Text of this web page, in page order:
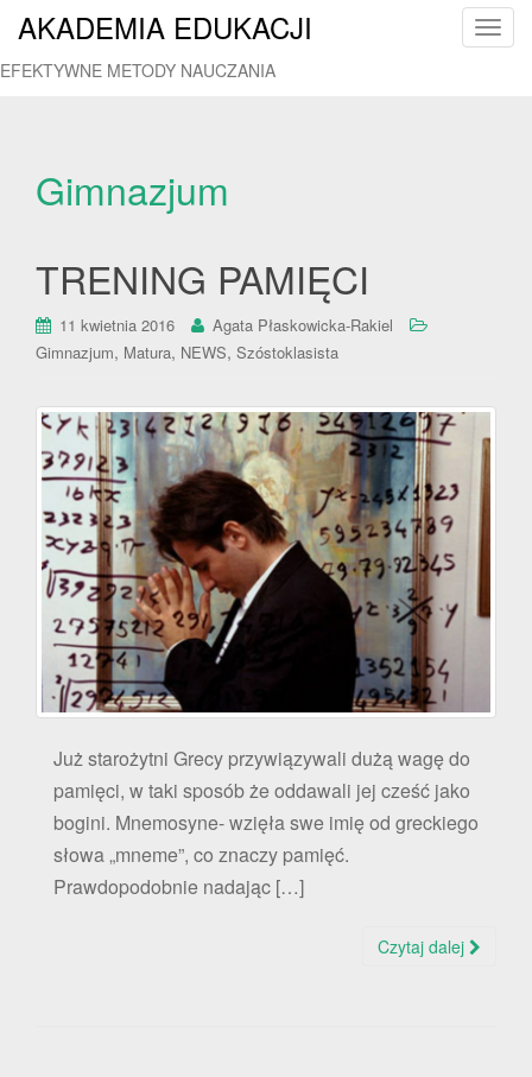
T
o
n
AKADEMIA EDUKACJI
EFEKTYWNE METODY NAUCZANIA
Gimnazjum
TRENING PAMIĘCI
11 kwietnia 2016
Agata Płaskowicka-Rakiel
Gimnazjum, Matura, NEWS, Szóstoklasista
Już starożytni Grecy przywiązywali dużą wagę do
pamięci, w taki sposób że oddawali jej cześć jako
bogini. Mnemosyne- wzięła swe imię od greckiego
słowa „mneme”, co znaczy pamięć.
Prawdopodobnie nadając […]
Czytaj dalej